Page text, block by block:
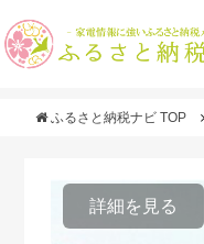
ふるさと納税ナビ TOP
詳細を見る